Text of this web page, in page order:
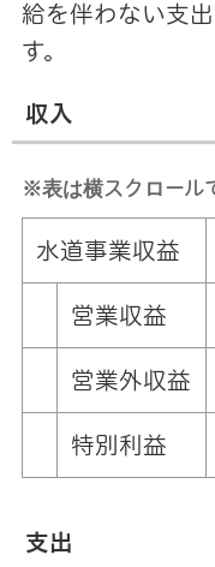
給を伴わない支
す。
収入
※表は横スクロール
水道事業収益
営業収益
営業外収益
特別利益
支出